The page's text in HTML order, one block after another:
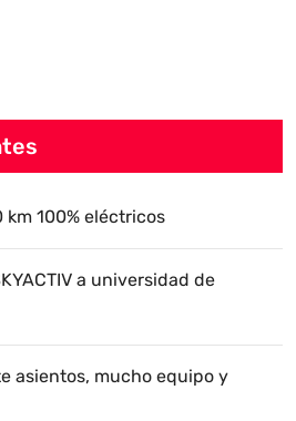
100% eléctricos
a universidad de
asientos, mucho equipo y